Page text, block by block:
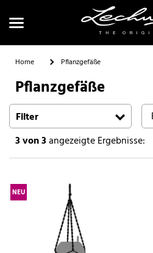
Suchen
Home Pflanzgefäße
Pflanzgefäße
Filter
3von 3angezeigte Ergebnisse:
NEU